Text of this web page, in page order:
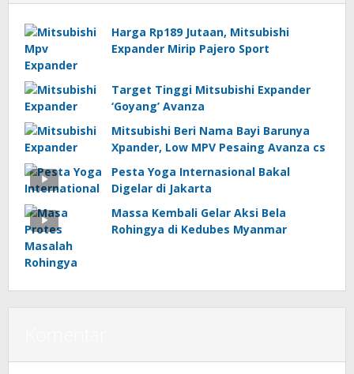
Harga Rp189 Jutaan, Mitsubishi
Expander Mirip Pajero Sport
Target Tinggi Mitsubishi Expander
‘Goyang’ Avanza
Mitsubishi Beri Nama Bayi Barunya
Xpander, Low MPV Pesaing Avanza cs
Pesta Yoga Internasional Bakal
Digelar di Jakarta
Massa Kembali Gelar Aksi Bela
Rohingya di Kedubes Myanmar